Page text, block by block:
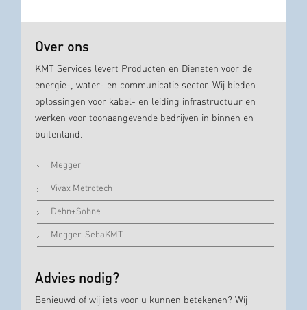
Over ons
KMT Services levert Producten en Diensten voor de
energie-, water- en communicatie sector. Wij bieden
oplossingen voor kabel- en leiding infrastructuur en
werken voor toonaangevende bedrijven in binnen en
buitenland.
Megger
Vivax Metrotech
Dehn+Sohne
Megger-SebaKMT
Advies nodig?
Benieuwd of wij iets voor u kunnen betekenen? Wij